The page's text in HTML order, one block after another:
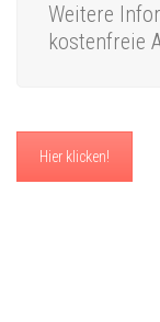
Weitere
kostenfreie
Hier klicken!